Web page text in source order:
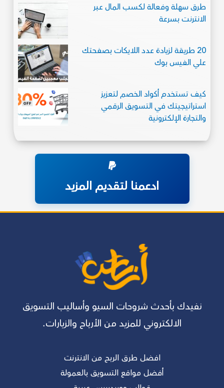
طرق سهلة وفعالة لكسب المال عبر
الانترنت بسرعة
20 طريقة لزيادة عدد اللايكات بصفحتك
علي الفيس بوك
كيف تستخدم أكواد الخصم لتعزيز
استراتيجيتك في التسويق الرقمي
والتجارة الإلكترونية
ادعمنا لتقديم المزيد
نفيدك بأحدث شروحات السيو وأساليب التسويق
الالكتروني للمزيد من الأرباح والزيارات.
افضل طرق الربح من الانترنت
أفضل مواقع التسويق بالعمولة